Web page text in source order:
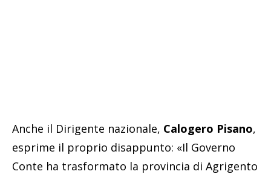
Anche il Dirigente nazionale, Calogero Pisano,
esprime il proprio disappunto: «Il Governo
Conte ha trasformato la provincia di Agrigento